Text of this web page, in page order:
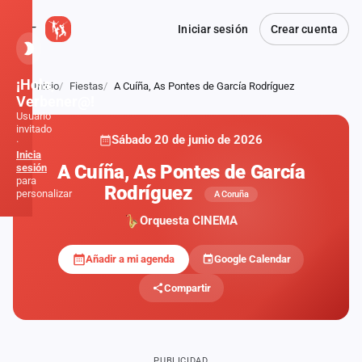
Iniciar sesión Crear cuenta
Atrás
Inicio Fiestas A Cuíña, As Pontes de García Rodríguez
Sábado 20 de junio de 2026
A Cuíña, As Pontes de García
Rodríguez
A Coruña
Orquesta CINEMA
Añadir a mi agenda Google Calendar
Compartir
¡Hola,
Verbener@!
Usuario
invitado
·
Inicia
sesión
para
personalizar
Formaciones